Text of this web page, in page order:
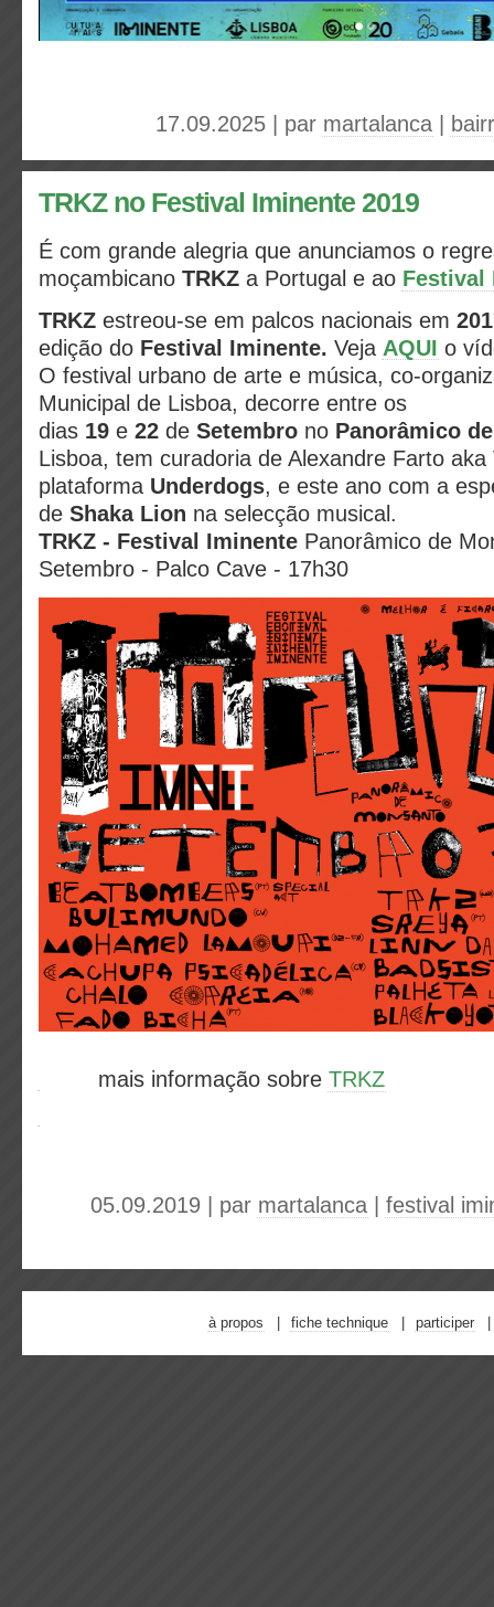
17.09.2025 | par martalanca
TRKZ no Festival Iminente 2019
É com grande alegria que anunciamos o
moçambicano TRKZ a Portugal e ao Festival
TRKZ estreou-se em palcos nacionais em
edição do Festival Iminente. Veja AQUI o
O festival urbano de arte e música, co-
Municipal de Lisboa, decorre entre os
dias 19 e 22 de Setembro no Panorâmico
Lisboa, tem curadoria de Alexandre Farto aka
plataforma Underdogs, e este ano com a
de Shaka Lion na selecção musical.
TRKZ - Festival Iminente Panorâmico de
Setembro - Palco Cave - 17h30
mais informação sobre TRKZ
05.09.2019 | par martalanca festival
à propos fiche technique participer